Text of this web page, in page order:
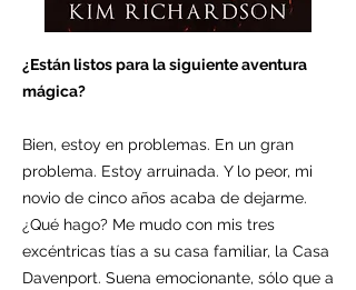
¿Están listos para la siguiente aventura
mágica?
Bien, estoy en problemas. En un gran
problema. Estoy arruinada. Y lo peor, mi
novio de cinco años acaba de dejarme.
¿Qué hago? Me mudo con mis tres
excéntricas tías a su casa familiar, la Casa
Davenport. Suena emocionante, sólo que a